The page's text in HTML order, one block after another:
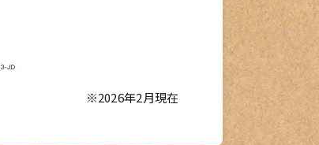
※2026年2月現在